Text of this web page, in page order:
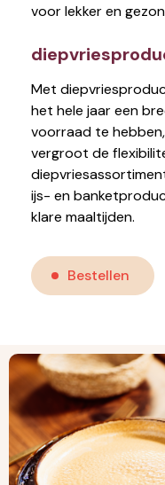
voor lekker en
Met
het hele jaar een
voorraad te
vergroot de
ijs- en
klare maaltijden.
Bestellen